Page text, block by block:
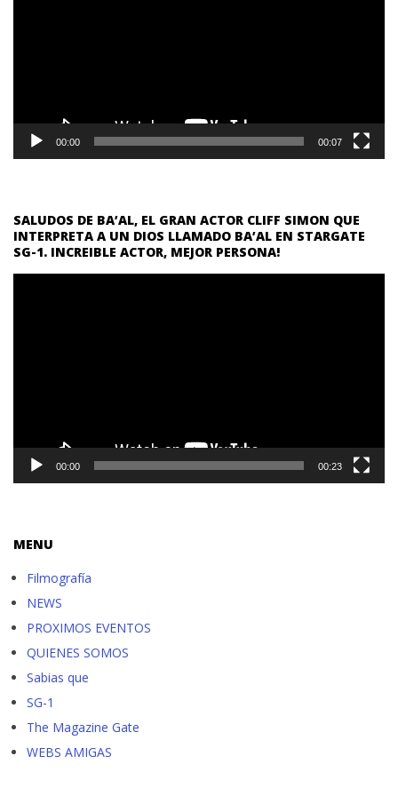
00:00 00:07
SALUDOS DE BA’AL, EL GRAN ACTOR CLIFF SIMON QUE
INTERPRETA A UN DIOS LLAMADO BA’AL EN STARGATE
SG-1. INCREIBLE ACTOR, MEJOR PERSONA!
00:00 00:23
MENU
Filmografía
NEWS
PROXIMOS EVENTOS
QUIENES SOMOS
Sabias que
SG-1
The Magazine Gate
WEBS AMIGAS